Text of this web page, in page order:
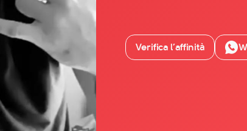
Verifica l’affinità